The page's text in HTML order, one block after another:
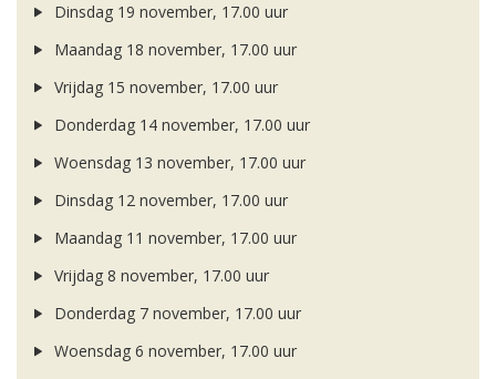
Dinsdag 19 november, 17.00 uur
Maandag 18 november, 17.00 uur
Vrijdag 15 november, 17.00 uur
Donderdag 14 november, 17.00 uur
Woensdag 13 november, 17.00 uur
Dinsdag 12 november, 17.00 uur
Maandag 11 november, 17.00 uur
Vrijdag 8 november, 17.00 uur
Donderdag 7 november, 17.00 uur
Woensdag 6 november, 17.00 uur